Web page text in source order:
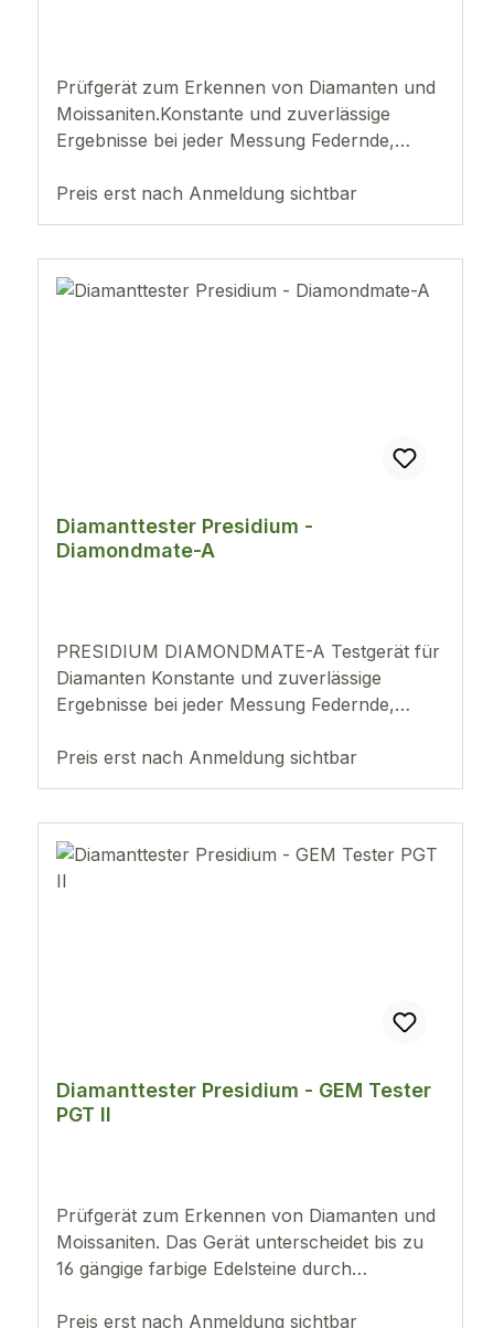
Prüfgerät zum Erkennen von Diamanten und
Moissaniten.Konstante und zuverlässige
Ergebnisse bei jeder Messung Federnde,
konstanten Druck zwischen Prüfspitze und
Edelstein Testet Steine ab 0,02 ct Digitale
Akustische Metallwarnanzeige Batteriebetrieb
mit 3 Stück AAA (LR03) oder mit optional
Preis erst nach Anmeldung sichtbar
Diamanttester Presidium -
Diamondmate-A
PRESIDIUM DIAMONDMATE-A Testgerät für
Diamanten Konstante und zuverlässige
Ergebnisse bei jeder Messung Federnde,
konstanten Druck zwischen Prüfspitze und
Edelstein Testet Steine ab 0,02 ct Digitale
Akustische Metallwarnanzeige Batteriebetrieb
mit 3 Stück AAA (LR03) oder mit optional
erhältlichem Adapte
Preis erst nach Anmeldung sichtbar
Diamanttester Presidium - GEM Tester
PGT II
Prüfgerät zum Erkennen von Diamanten und
Moissaniten. Das Gerät unterscheidet bis zu
16 gängige farbige Edelsteine durch
Ergebnisse bei jeder Messung Federnde,
Preis erst nach Anmeldung sichtbar